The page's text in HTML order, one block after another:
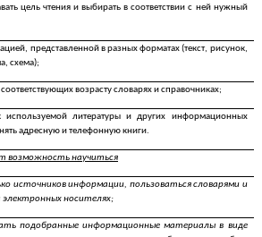
цель чтения и выбирать в соответствии с ней нужный
представленной в разных форматах (текст, рисунок,
схема);
возрасту словарях и справочниках;
используемой литературы и других информационных
адресную и телефонную книги.
возможность научиться
источников информации, пользоваться словарями и
электронных носителях;
подобранные информационные материалы в виде